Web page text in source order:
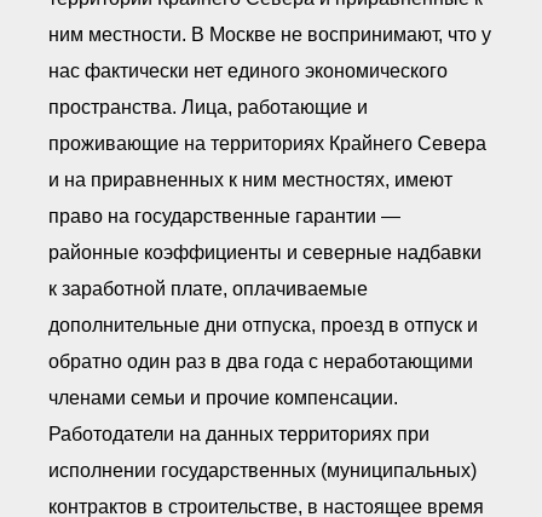
ним местности. В Москве не воспринимают, что у
нас фактически нет единого экономического
пространства. Лица, работающие и
проживающие на территориях Крайнего Севера
и на приравненных к ним местностях, имеют
право на государственные гарантии —
районные коэффициенты и северные надбавки
к заработной плате, оплачиваемые
дополнительные дни отпуска, проезд в отпуск и
обратно один раз в два года с неработающими
членами семьи и прочие компенсации.
Работодатели на данных территориях при
исполнении государственных (муниципальных)
контрактов в строительстве, в настоящее время